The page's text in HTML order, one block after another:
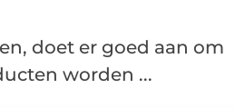
doet er goed aan om
worden ...